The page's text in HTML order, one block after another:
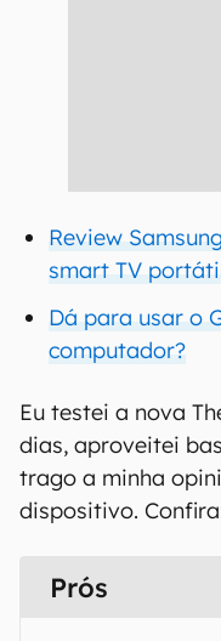
Review
smart TV
Dá para usar o
computador?
Eu testei a nova
dias, aproveitei
trago a minha
dispositivo.
Prós